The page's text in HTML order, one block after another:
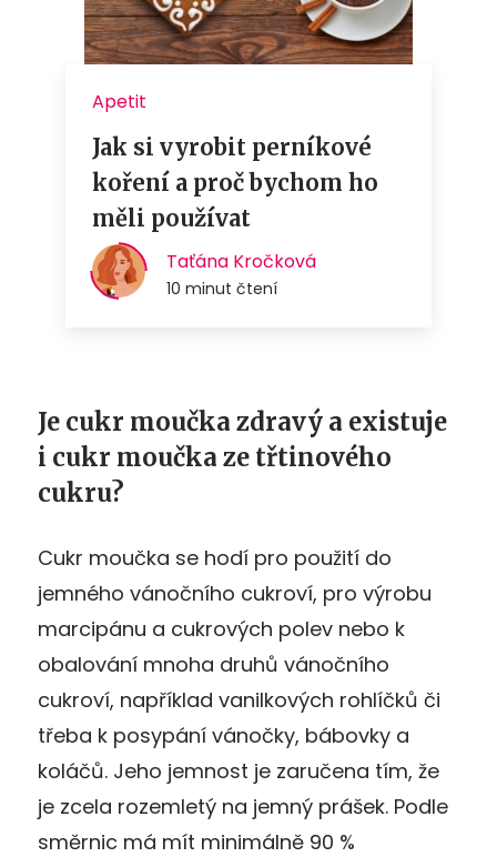
Je cukr moučka zdravý a existuje
i cukr moučka ze třtinového
cukru?
Cukr moučka se hodí pro použití do
jemného vánočního cukroví, pro výrobu
marcipánu a cukrových polev nebo k
obalování mnoha druhů vánočního
cukroví, například vanilkových rohlíčků či
třeba k posypání vánočky, bábovky a
koláčů. Jeho jemnost je zaručena tím, že
je zcela rozemletý na jemný prášek. Podle
směrnic má mít minimálně 90 %